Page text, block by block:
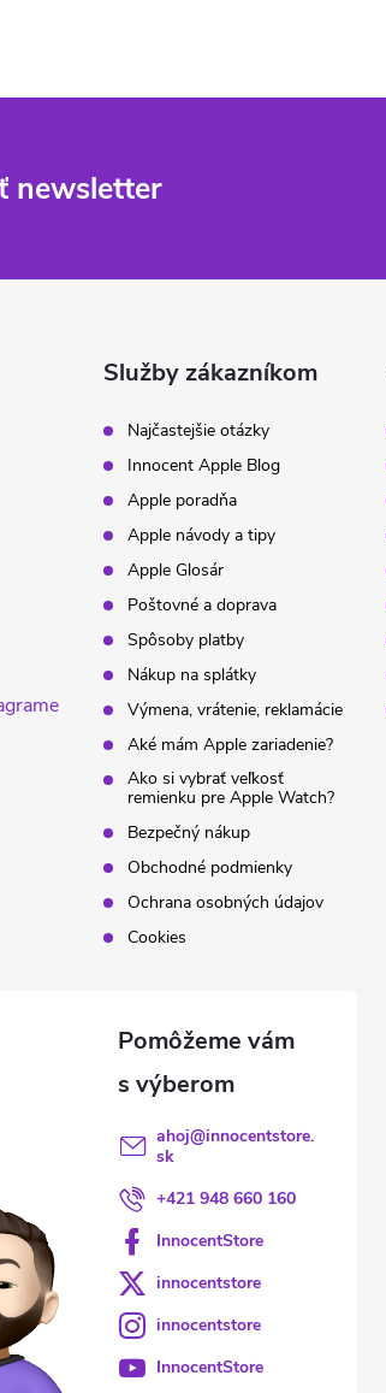
newsletter
Služby zákazníkom
Najčastejšie otázky
Innocent Apple Blog
Apple poradňa
Apple návody a tipy
Apple Glosár
Poštovné a doprava
Spôsoby platby
Nákup na splátky
Výmena, vrátenie, reklamácie
Aké mám Apple zariadenie?
Ako si vybrať veľkosť
remienku pre Apple Watch?
Bezpečný nákup
Obchodné podmienky
Ochrana osobných údajov
Cookies
ahoj@innocentstore.
sk
+421 948 660 160
InnocentStore
innocentstore
innocentstore
InnocentStore